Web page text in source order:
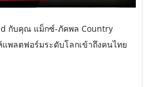
กับคุณ แม็กซ์-ภัคพล Country
พลตฟอร์มระดับโลกเข้าถึงคนไทย